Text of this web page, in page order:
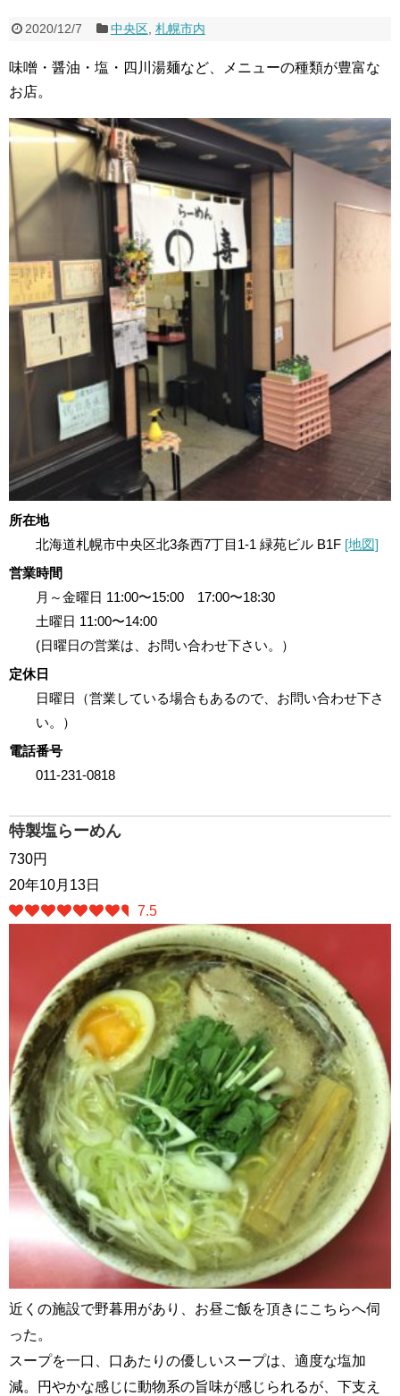
2020/12/7 中央区, 札幌市内
味噌・醤油・塩・四川湯麺など、メニューの種類が豊富な
お店。
所在地
北海道札幌市中央区北3条西7丁目1-1 緑苑ビル B1F [地図]
営業時間
月～金曜日 11:00〜15:00 17:00〜18:30
土曜日 11:00〜14:00
(日曜日の営業は、お問い合わせ下さい。）
定休日
日曜日（営業している場合もあるので、お問い合わせ下さ
い。）
電話番号
011-231-0818
特製塩らーめん
730円
20年10月13日
7.5
近くの施設で野暮用があり、お昼ご飯を頂きにこちらへ伺
った。
スープを一口、口あたりの優しいスープは、適度な塩加
減。円やかな感じに動物系の旨味が感じられるが、下支え